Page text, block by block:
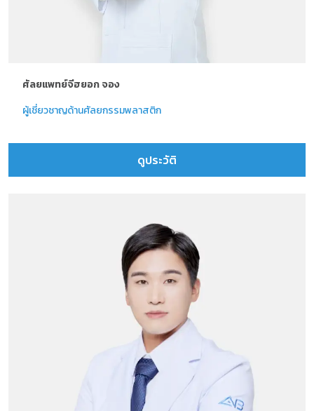
ศัลยแพทย์จีฮยอก จอง
ผู้เชี่ยวชาญด้านศัลยกรรมพลาสติก
ดูประวัติ